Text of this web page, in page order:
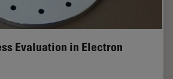
Evaluation in Electron